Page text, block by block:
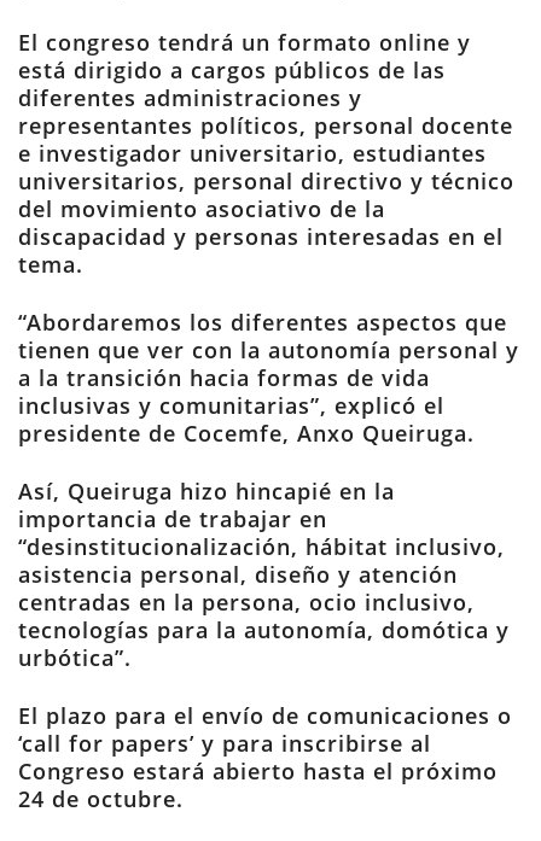
El congreso tendrá un formato online y
está dirigido a cargos públicos de las
diferentes administraciones y
representantes políticos, personal docente
e investigador universitario, estudiantes
universitarios, personal directivo y técnico
del movimiento asociativo de la
discapacidad y personas interesadas en el
tema.
“Abordaremos los diferentes aspectos que
tienen que ver con la autonomía personal y
a la transición hacia formas de vida
inclusivas y comunitarias”, explicó el
presidente de Cocemfe, Anxo Queiruga.
Así, Queiruga hizo hincapié en la
importancia de trabajar en
“desinstitucionalización, hábitat inclusivo,
asistencia personal, diseño y atención
centradas en la persona, ocio inclusivo,
tecnologías para la autonomía, domótica y
urbótica”.
El plazo para el envío de comunicaciones o
‘call for papers’ y para inscribirse al
Congreso estará abierto hasta el próximo
24 de octubre.